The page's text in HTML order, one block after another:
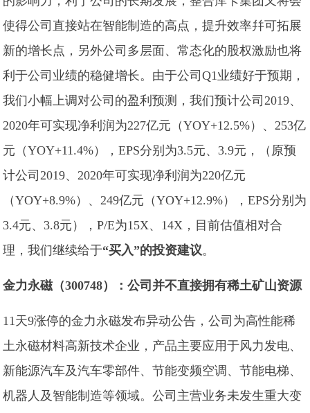
使得公司直接站在智能制造的高点，提升效率幷可拓展
新的增长点，另外公司多层面、常态化的股权激励也将
利于公司业绩的稳健增长。由于公司Q1业绩好于预期，
我们小幅上调对公司的盈利预测，我们预计公司2019、
2020年可实现净利润为227亿元（YOY+12.5%）、253亿
元（YOY+11.4%），EPS分别为3.5元、3.9元，（原预
计公司2019、2020年可实现净利润为220亿元
（YOY+8.9%）、249亿元（YOY+12.9%），EPS分别为
3.4元、3.8元），P/E为15X、14X，目前估值相对合
理，我们继续给于“买入”的投资建议。
金力永磁（300748）：公司并不直接拥有稀土矿山资源
11天9涨停的金力永磁发布异动公告，公司为高性能稀
土永磁材料高新技术企业，产品主要应用于风力发电、
新能源汽车及汽车零部件、节能变频空调、节能电梯、
机器人及智能制造等领域。公司主营业务未发生重大变